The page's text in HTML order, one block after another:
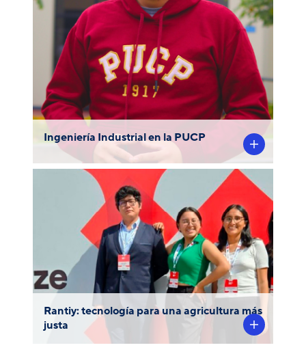
Ingeniería Industrial en la PUCP
Rantiy: tecnología para una agricultura más
justa
Conectando innovación, tecnología y
compromiso social, un equipo
interdisciplinario de estudiantes de la PUCP
ha destacado con su proyecto
Rantiy.